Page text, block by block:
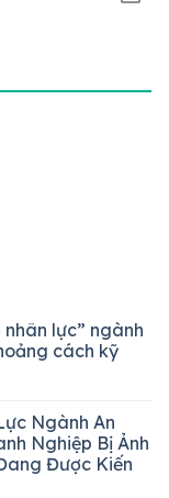
nhân lực” ngành
cách kỹ
Ngành An
Nghiệp Bị Ảnh
Được Kiến